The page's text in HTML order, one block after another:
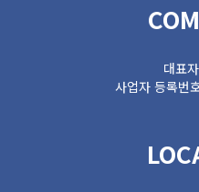
대표
사업자 등록번